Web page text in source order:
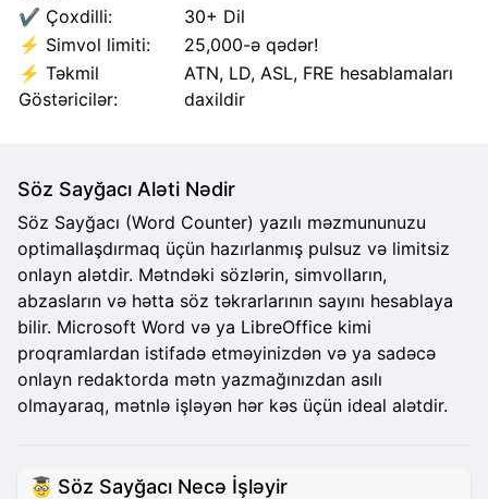
✔️ Çoxdilli:
30+ Dil
⚡ Simvol limiti:
25,000-ə qədər!
⚡ Təkmil
Göstəricilər:
ATN, LD, ASL, FRE hesablamaları
daxildir
Söz Sayğacı Aləti Nədir
Söz Sayğacı (Word Counter) yazılı məzmununuzu
optimallaşdırmaq üçün hazırlanmış pulsuz və limitsiz
onlayn alətdir. Mətndəki sözlərin, simvolların,
abzasların və hətta söz təkrarlarının sayını hesablaya
bilir. Microsoft Word və ya LibreOffice kimi
proqramlardan istifadə etməyinizdən və ya sadəcə
onlayn redaktorda mətn yazmağınızdan asılı
olmayaraq, mətnlə işləyən hər kəs üçün ideal alətdir.
Söz Sayğacı Necə İşləyir